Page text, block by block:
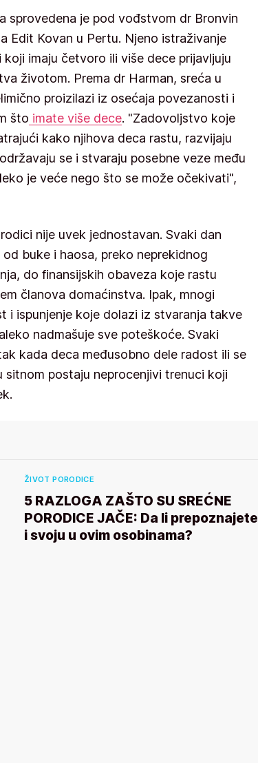
sprovedena je pod vođstvom dr Bronvin
Edit Kovan u Pertu. Njeno istraživanje
imaju četvoro ili više dece prijavljuju
životom. Prema dr Harman, sreća u
proizilazi iz osećaja povezanosti i
što imate više dece. "Zadovoljstvo koje
kako njihova deca rastu, razvijaju
se i stvaraju posebne veze među
je veće nego što se može očekivati",
nije uvek jednostavan. Svaki dan
buke i haosa, preko neprekidnog
do finansijskih obaveza koje rastu
članova domaćinstva. Ipak, mnogi
i ispunjenje koje dolazi iz stvaranja takve
nadmašuje sve poteškoće. Svaki
kada deca međusobno dele radost ili se
sitnom postaju neprocenjivi trenuci koji
ŽIVOT PORODICE
5 RAZLOGA ZAŠTO SU SREĆNE
PORODICE JAČE: Da li prepoznajete
i svoju u ovim osobinama?